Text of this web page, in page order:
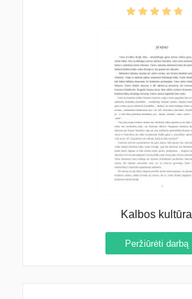
Kalbos kultūra
Peržiūrėti darbą